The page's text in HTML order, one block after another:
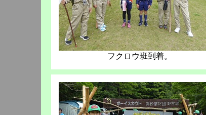
フクロウ班到着。